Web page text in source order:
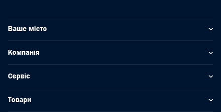
Ваше місто
Компанія
Сервіс
Товари